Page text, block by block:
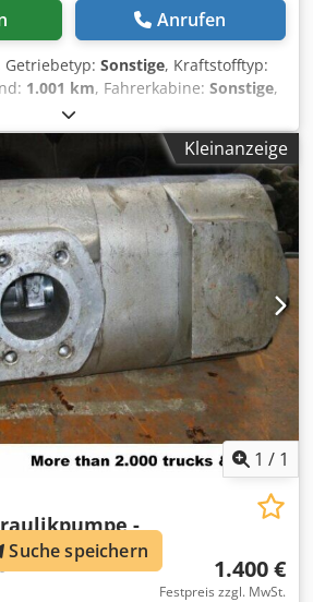
Anrufen
Getriebetyp: Sonstige, Kraftstofftyp:
1.001 km, Fahrerkabine: Sonstige,
Aufbau: Hydraulikpumpe
CL 75-15 , Nr.: L049-6067
OHNE GEWÄHR, Änderungen,
Irrtümer vorbehalten! - . Djdpfx Asi
Kleinanzeige
1 / 1
-
1.400 €
Festpreis zzgl. MwSt.
Suche speichern